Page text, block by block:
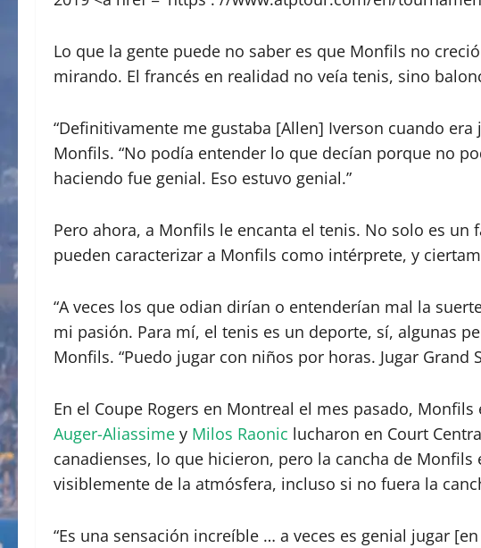
Lo que la gente puede no saber es que Monfils no
mirando. El francés en realidad no veía tenis, sino
“Definitivamente me gustaba [Allen] Iverson cuando
Monfils. “No podía entender lo que decían porque no
haciendo fue genial. Eso estuvo genial.”
Pero ahora, a Monfils le encanta el tenis. No solo es
pueden caracterizar a Monfils como intérprete, y
“A veces los que odian dirían o entenderían mal la
mi pasión. Para mí, el tenis es un deporte, sí, algunas
Monfils. “Puedo jugar con niños por horas. Jugar
En el Coupe Rogers en Montreal el mes pasado, Monfils
Auger-Aliassime y Milos Raonic lucharon en Court
canadienses, lo que hicieron, pero la cancha de
visiblemente de la atmósfera, incluso si no fuera la
“Es una sensación increíble … a veces es genial jugar